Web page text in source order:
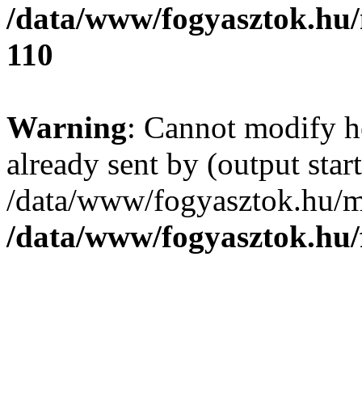
/data/www/
110
Warning: Cannot modify
already sent by (output
/data/www/fogyasztok.hu/
/data/www/